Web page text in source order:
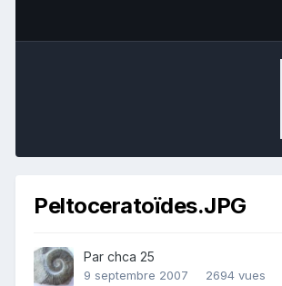
Peltoceratoïdes.JPG
Par chca 25
9 septembre 2007 2694 vues